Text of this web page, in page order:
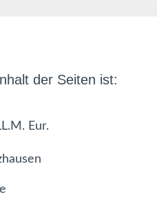
der Seiten ist:
Eur.